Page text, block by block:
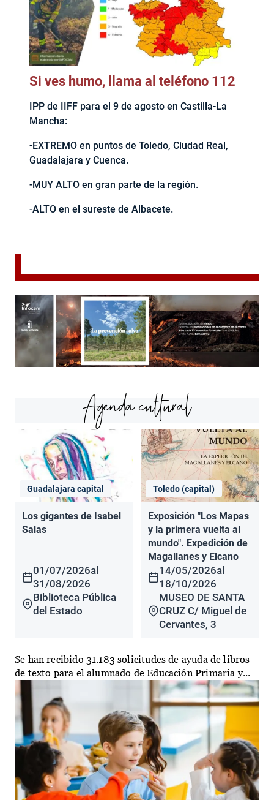
Si ves humo, llama al teléfono 112
IPP de IIFF para el 9 de agosto en Castilla-La
Mancha:
-EXTREMO en puntos de Toledo, Ciudad Real,
Guadalajara y Cuenca.
-MUY ALTO en gran parte de la región.
-ALTO en el sureste de Albacete.
Agenda cultural
Guadalajara capital
Los gigantes de Isabel
Salas
01/07/2026al
31/08/2026
Biblioteca Pública
del Estado
Toledo (capital)
Exposición "Los Mapas
y la primera vuelta al
mundo". Expedición de
Magallanes y Elcano
14/05/2026al
18/10/2026
MUSEO DE SANTA
CRUZ C/ Miguel de
Cervantes, 3
Se han recibido 31.183 solicitudes de ayuda de libros
de texto para el alumnado de Educación Primaria y...